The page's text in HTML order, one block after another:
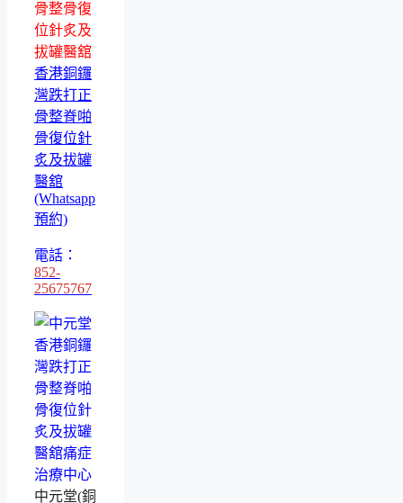
骨整骨復
位針炙及
拔罐醫舘
香港銅鑼
灣跌打正
骨整脊啪
骨復位針
炙及拔罐
醫舘
(Whatsapp
預約)
電話：
852-
25675767
中元堂(銅